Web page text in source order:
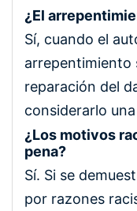
¿El
Sí, cuando el
arrepentimiento
reparación del
considerarlo
¿Los motivos
pena?
Sí. Si se
por razones